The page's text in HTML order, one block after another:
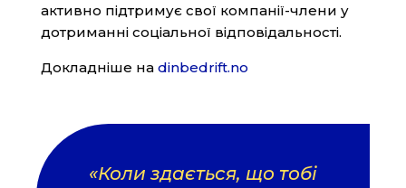
активно підтримує свої компанії-члени у
дотриманні соціальної відповідальності.
Докладніше на dinbedrift.no
«Коли здається, що тобі